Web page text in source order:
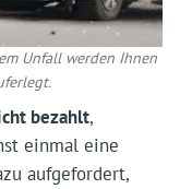
Unfall werden Ihnen
bezahlt,
einmal eine
aufgefordert,